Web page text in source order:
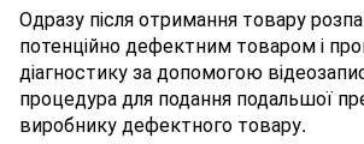
Одразу після отримання товару
потенційно дефектним товаром і
діагностику за допомогою
процедура для подання подальшої
виробнику дефектного товару.